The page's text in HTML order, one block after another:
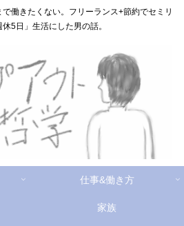
で働きたくない。フリーランス+節約でセミリ
5日」生活にした男の話。
仕事&働き方
家族